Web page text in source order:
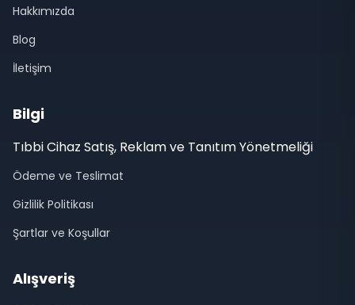
Hakkımızda
Blog
İletişim
Bilgi
Tıbbi Cihaz Satış, Reklam ve Tanıtım Yönetmeliği
Ödeme ve Teslimat
Gizlilik Politikası
Şartlar ve Koşullar
Alışveriş